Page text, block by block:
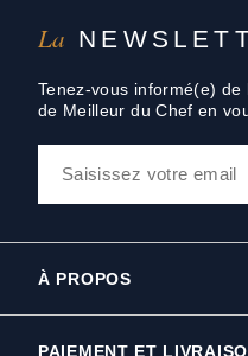
La
Tenez-vous informé(e)
de Meilleur du Chef en
À PROPOS
PAIEMENT ET